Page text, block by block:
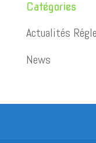
Catégories
Actualités
News